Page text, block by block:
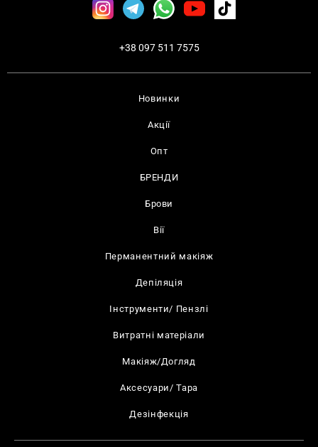
Новинки
Акції
Опт
БРЕНДИ
Брови
Вії
Перманентний макіяж
Депіляція
Інструменти/ Пензлі
Витратні матеріали
Макіяж/Догляд
Аксесуари/ Тара
Дезінфекція
+38 097 511 7575